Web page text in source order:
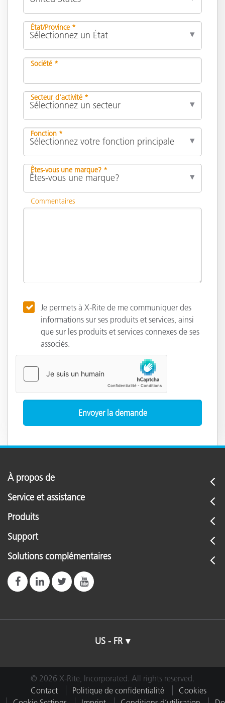
État/Province *
Société *
Secteur d’activité *
Fonction *
Êtes-vous une marque? *
Commentaires
Je permets à X-Rite de me communiquer des
informations sur ses produits et services, ainsi
que sur les produits et services connexes de ses
associés.
À propos de
Service et assistance
Produits
Support
Solutions complémentaires
US - FR
© 2026 X-Rite, Incorporated. All rights reserved.
Contact
Politique de confidentialité
Cookies